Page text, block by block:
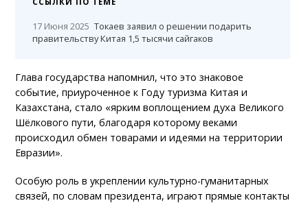
17 Июня 2025 Токаев заявил о решении подарить
правительству Китая 1,5 тысячи сайгаков
Глава государства напомнил, что это знаковое
событие, приуроченное к Году туризма Китая и
Казахстана, стало «ярким воплощением духа Великого
Шёлкового пути, благодаря которому веками
происходил обмен товарами и идеями на территории
Евразии».
Особую роль в укреплении культурно-гуманитарных
связей, по словам президента, играют прямые контакты